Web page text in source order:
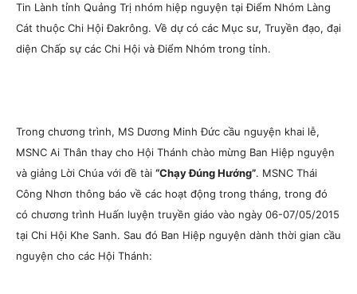
Tin Lành tỉnh Quảng Trị nhóm hiệp nguyện tại Điểm Nhóm Làng
Cát thuộc Chi Hội Đakrông. Về dự có các Mục sư, Truyền đạo, đại
diện Chấp sự các Chi Hội và Điểm Nhóm trong tỉnh.
Trong chương trình, MS Dương Minh Đức cầu nguyện khai lễ,
MSNC Ai Thân thay cho Hội Thánh chào mừng Ban Hiệp nguyện
và giảng Lời Chúa với đề tài “Chạy Đúng Hướng”. MSNC Thái
Công Nhơn thông báo về các hoạt động trong tháng, trong đó
có chương trình Huấn luyện truyền giáo vào ngày 06-07/05/2015
tại Chi Hội Khe Sanh. Sau đó Ban Hiệp nguyện dành thời gian cầu
nguyện cho các Hội Thánh: